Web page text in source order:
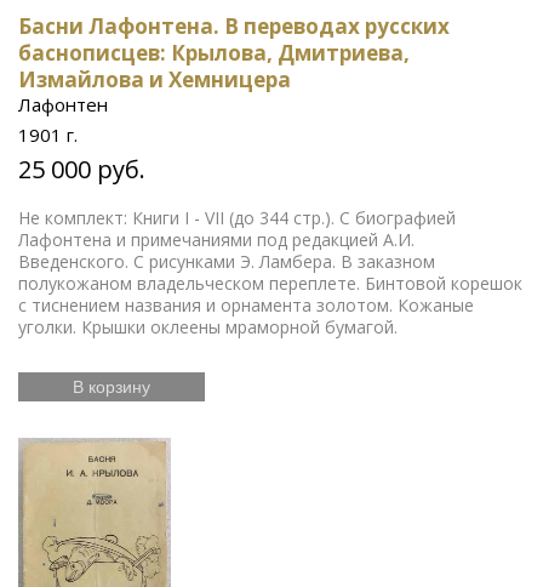
Басни Лафонтена. В переводах русских
баснописцев: Крылова, Дмитриева,
Измайлова и Хемницера
Лафонтен
1901 г.
25 000 руб.
Не комплект: Книги I - VII (до 344 стр.). С биографией
Лафонтена и примечаниями под редакцией А.И.
Введенского. С рисунками Э. Ламбера. В заказном
полукожаном владельческом переплете. Бинтовой корешок
с тиснением названия и орнамента золотом. Кожаные
уголки. Крышки оклеены мраморной бумагой.
В корзину